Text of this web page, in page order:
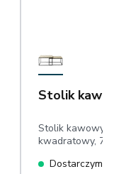
Stolik
Stolik kawowy
kwadratowy,
Dostarczymy